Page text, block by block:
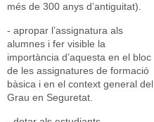
més de 300 anys d’antiguitat).
- apropar l’assignatura als
alumnes i fer visible la
importància d’aquesta en el bloc
de les assignatures de formació
bàsica i en el context general del
Grau en Seguretat.